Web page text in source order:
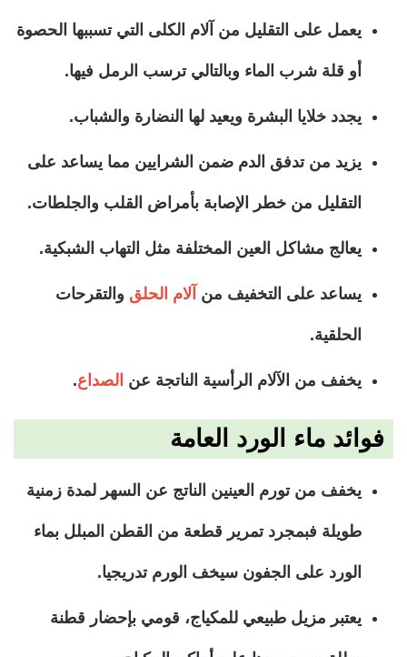
يعمل على التقليل من آلام الكلى التي تسببها الحصوة
أو قلة شرب الماء وبالتالي ترسب الرمل فيها.
يجدد خلايا البشرة ويعيد لها النضارة والشباب.
يزيد من تدفق الدم ضمن الشرايين مما يساعد على
التقليل من خطر الإصابة بأمراض القلب والجلطات.
يعالج مشاكل العين المختلفة مثل التهاب الشبكية.
يساعد على التخفيف من آلام الحلق والتقرحات
الحلقية.
يخفف من الآلام الرأسية الناتجة عن الصداع.
فوائد ماء الورد العامة
يخفف من تورم العينين الناتج عن السهر لمدة زمنية
طويلة فبمجرد تمرير قطعة من القطن المبلل بماء
الورد على الجفون سيخف الورم تدريجيا.
يعتبر مزيل طبيعي للمكياج، قومي بإحضار قطنة